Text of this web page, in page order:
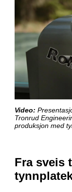
Video:
Tronrud
produksjon med
Fra sveis